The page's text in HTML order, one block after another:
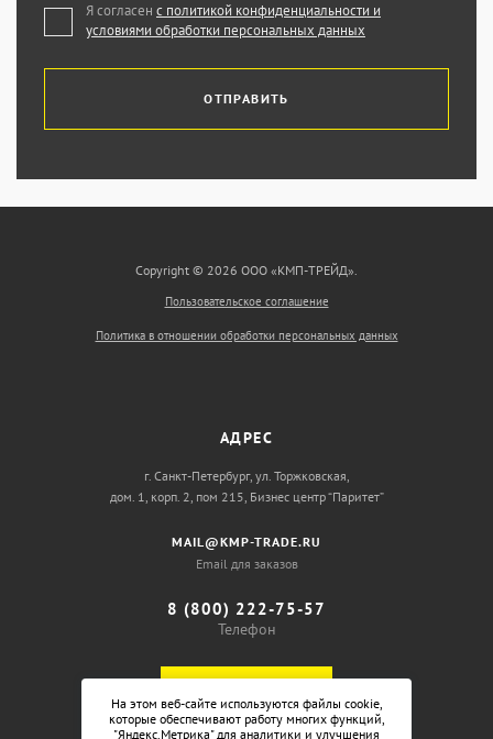
Я согласен с политикой конфиденциальности и
условиями обработки персональных данных
ОТПРАВИТЬ
Copyright © 2026 ООО «КМП-ТРЕЙД».
Пользовательское соглашение
Политика в отношении обработки персональных данных
АДРЕС
г. Санкт-Петербург, ул. Торжковская,
дом. 1, корп. 2, пом 215, Бизнес центр “Паритет”
MAIL@KMP-TRADE.RU
Email для заказов
8 (800) 222-75-57
Телефон
На этом веб-сайте используются файлы cookie,
которые обеспечивают работу многих функций,
"Яндекс.Метрика" для аналитики и улучшения